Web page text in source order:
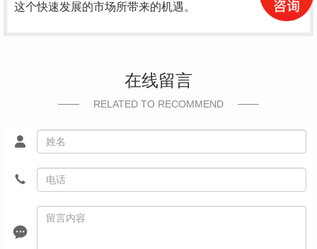
这个快速发展的市场所带来的机遇。
在线留言
RELATED TO RECOMMEND